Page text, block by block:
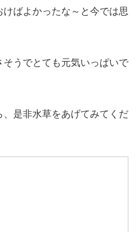
ばよかったな～と今では思
うでとても元気いっぱいで
是非水草をあげてみてくだ